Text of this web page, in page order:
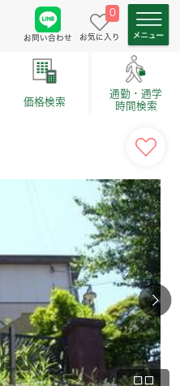
お問い合わせ
0
お気に入り
価格検索
通勤・通学
時間検索